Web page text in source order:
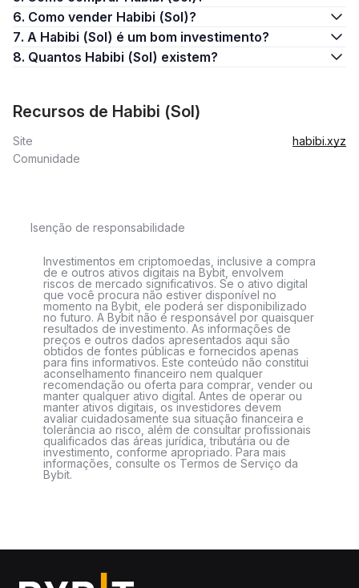
6. Como vender Habibi (Sol)?
7. A Habibi (Sol) é um bom investimento?
8. Quantos Habibi (Sol) existem?
Recursos de Habibi (Sol)
Site
habibi.xyz
Comunidade
Isenção de responsabilidade
Investimentos em criptomoedas, inclusive a compra
de e outros ativos digitais na Bybit, envolvem
riscos de mercado significativos. Se o ativo digital
que você procura não estiver disponível no
momento na Bybit, ele poderá ser disponibilizado
no futuro. A Bybit não é responsável por quaisquer
resultados de investimento. As informações de
preços e outros dados apresentados aqui são
obtidos de fontes públicas e fornecidos apenas
para fins informativos. Este conteúdo não constitui
aconselhamento financeiro nem qualquer
recomendação ou oferta para comprar, vender ou
manter qualquer ativo digital. Antes de operar ou
manter ativos digitais, os investidores devem
avaliar cuidadosamente sua situação financeira e
tolerância ao risco, além de consultar profissionais
qualificados das áreas jurídica, tributária ou de
investimento, conforme apropriado. Para mais
informações, consulte os Termos de Serviço da
Bybit.